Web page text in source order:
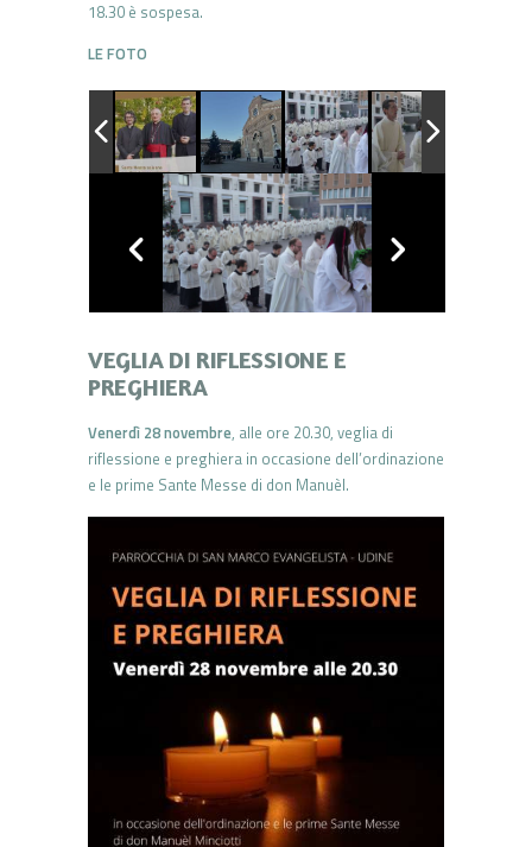
18.30 è sospesa.
LE FOTO
VEGLIA DI RIFLESSIONE E
PREGHIERA
Venerdì 28 novembre, alle ore 20.30, veglia di
riflessione e preghiera in occasione dell’ordinazione
e le prime Sante Messe di don Manuèl.